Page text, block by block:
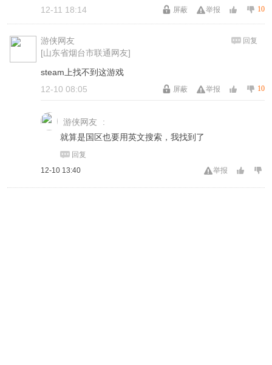
10
举报
屏蔽
12-11 18:14
游侠网友
[山东省烟台市联通网友]
回复
steam上找不到这游戏
10
举报
屏蔽
12-10 08:05
游侠网友
:
就算是国区也要用英文搜索，我找到了
回复
举报
12-10 13:40